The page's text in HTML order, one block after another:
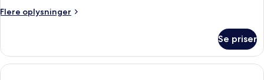
COMPARTIDA
Flere oplysninger
Flere
DOBLE
EN
HABITACIÓN
Se priser